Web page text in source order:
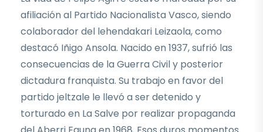
afiliación al Partido Nacionalista Vasco, siendo
colaborador del lehendakari Leizaola, como
destacó Iñigo Ansola. Nacido en 1937, sufrió las
consecuencias de la Guerra Civil y posterior
dictadura franquista. Su trabajo en favor del
partido jeltzale le llevó a ser detenido y
torturado en La Salve por realizar propaganda